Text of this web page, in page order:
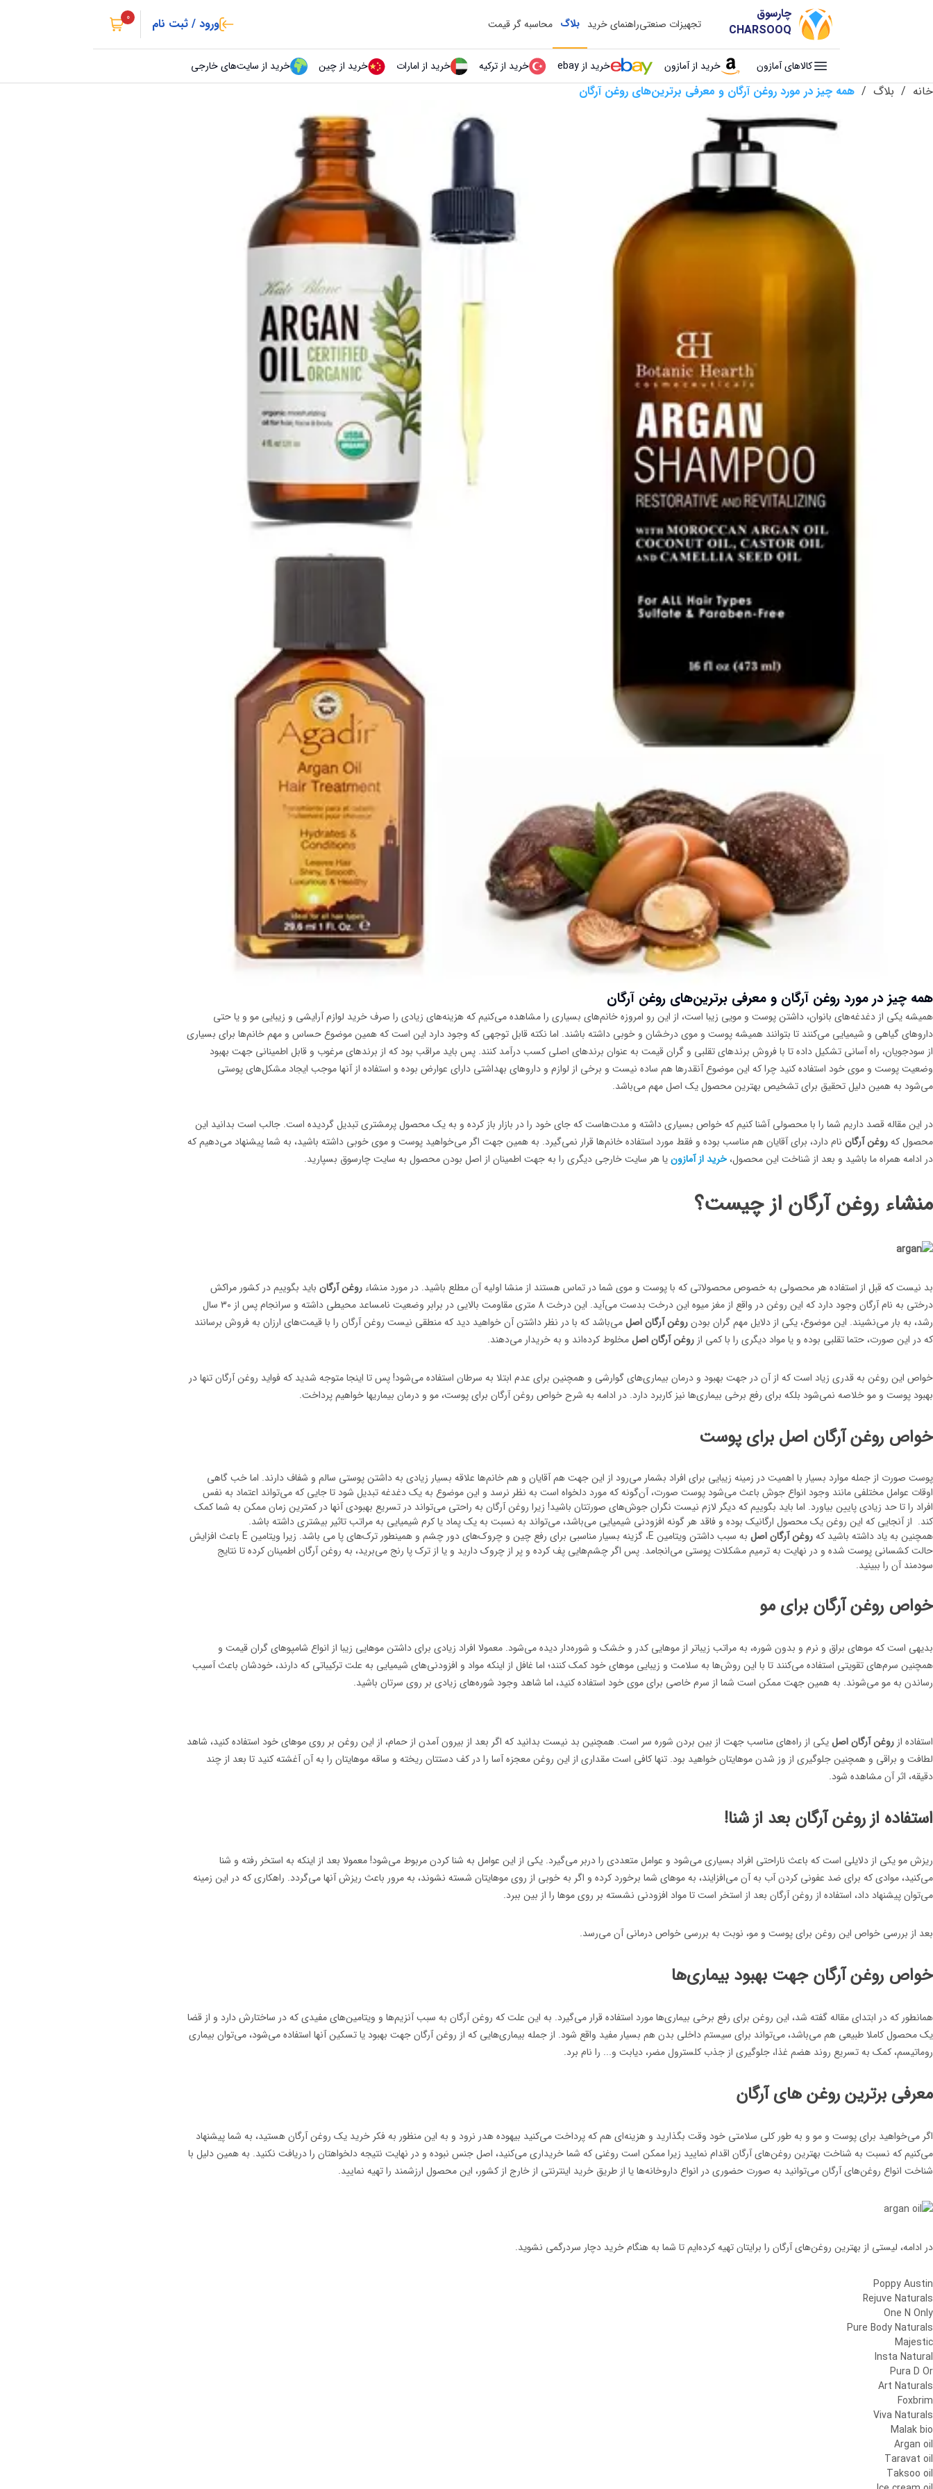
چارسوق
CHARSOOQ
تجهیزات صنعتیراهنمای خرید بلاگ محاسبه گر قیمت ورود / ثبت نام 0
کالاهای آمازون خرید از آمازون خرید از ebay خرید از ترکیه خرید از امارات خرید از چین خرید از سایت‌های خارجی
خانه / بلاگ / همه چیز در مورد روغن آرگان و معرفی برترین‌های روغن آرگان
همه چیز در مورد روغن آرگان و معرفی برترین‌های روغن آرگان
همیشه یکی از دغدغه‌های بانوان، داشتن پوست و مویی زیبا است، از این رو امروزه خانم‌های بسیاری را مشاهده می‌کنیم که هزینه‌های زیادی را صرف خرید لوازم آرایشی و زیبایی مو و یا حتی
داروهای گیاهی و شیمیایی می‌کنند تا بتوانند همیشه پوست و موی درخشان و خوبی داشته باشند. اما نکته قابل توجهی که وجود دارد این است که همین موضوع حساس و مهم خانم‌ها برای بسیاری
از سودجویان، راه آسانی تشکیل داده تا با فروش برندهای تقلبی و گران قیمت به عنوان برندهای اصلی کسب درآمد کنند. پس باید مراقب بود که از برندهای مرغوب و قابل اطمینانی جهت بهبود
وضعیت پوست و موی خود استفاده کنید چرا که این موضوع آنقدرها هم ساده نیست و برخی از لوازم و داروهای بهداشتی دارای عوارض بوده و استفاده از آنها موجب ایجاد مشکل‌های پوستی
می‌شود به همین دلیل تحقیق برای تشخیص بهترین محصول یک اصل مهم می‌باشد.
در این مقاله قصد داریم شما را با محصولی آشنا کنیم که خواص بسیاری داشته و مدت‌هاست که جای خود را در بازار باز کرده و به یک محصول پرمشتری تبدیل گردیده است. جالب است بدانید این
محصول کهروغن آرگان نام دارد، برای آقایان هم مناسب بوده و فقط مورد استفاده خانم‌ها قرار نمی‌گیرد. به همین جهت اگر می‌خواهید پوست و موی خوبی داشته باشید، به شما پیشنهاد می‌دهیم که
در ادامه همراه ما باشید و بعد از شناخت این محصول،خرید از آمازونیا هر سایت خارجی دیگری را به جهت اطمینان از اصل بودن محصول به سایت چارسوق بسپارید.
منشاء روغن آرگان از چیست؟
بد نیست که قبل از استفاده هر محصولی به خصوص محصولاتی که با پوست و موی شما در تماس هستند از منشا اولیه آن مطلع باشید. در مورد منشاء روغن آرگان باید بگوییم در کشور مراکش
درختی به نام آرگان وجود دارد که این روغن در واقع از مغز میوه این درخت بدست می‌آید. این درخت 8 متری مقاومت بالایی در برابر وضعیت نامساعد محیطی داشته و سرانجام پس از 30 سال
رشد، به بار می‌نشیند. این موضوع، یکی از دلایل مهم گران بودنروغن آرگان اصلمی‌باشد که با در نظر داشتن آن خواهید دید که منطقی نیست روغن آرگان را با قیمت‌های ارزان به فروش برسانند
که در این صورت، حتما تقلبی بوده و یا مواد دیگری را با کمی از روغن آرگان اصلمخلوط کرده‌اند و به خریدار می‌دهند.
خواص این روغن به قدری زیاد است که از آن در جهت بهبود و درمان بیماری‌های گوارشی و همچنین برای عدم ابتلا به سرطان استفاده می‌شود! پس تا اینجا متوجه شدید که فواید روغن آرگان تنها در
بهبود پوست و مو خلاصه نمی‌شود بلکه برای رفع برخی بیماری‌ها نیز کاربرد دارد. در ادامه به شرح خواص روغن آرگان برای پوست، مو و درمان بیماریها خواهیم پرداخت.
خواص روغن آرگان اصل برای پوست
پوست صورت از جمله موارد بسیار با اهمیت در زمینه زیبایی برای افراد بشمار می‌رود از این جهت هم آقایان و هم خانم‌ها علاقه بسیار زیادی به داشتن پوستی سالم و شفاف دارند. اما خب گاهی
اوقات عوامل مختلفی مانند وجود انواع جوش باعث می‌شود پوست صورت، آن‌گونه که مورد دلخواه است به نظر نرسد و این موضوع به یک دغدغه تبدیل شود تا جایی که می‌تواند اعتماد به نفس
افراد را تا حد زیادی پایین بیاورد. اما باید بگوییم که دیگر لازم نیست نگران جوش‌های صورتتان باشید! زیرا روغن آرگان به راحتی می‌تواند در تسریع بهبودی آنها در کمترین زمان ممکن به شما کمک
کند. از آنجایی که این روغن یک محصول ارگانیک بوده و فاقد هر گونه افزودنی شیمیایی می‌باشد، می‌تواند به نسبت به یک پماد یا کرم شیمیایی به مراتب تاثیر بیشتری داشته باشد.
همچنین به یاد داشته باشید کهروغن آرگان اصل
به سبب داشتن ویتامین E، گزینه بسیار مناسبی برای رفع چین و چروک‌های دور چشم و همینطور ترک‌های پا می باشد. زیرا ویتامین E باعث افزایش
حالت کشسانی پوست شده و در نهایت به ترمیم مشکلات پوستی می‌انجامد. پس اگر چشم‌هایی پف کرده و پر از چروک دارید و یا از ترک پا رنج می‌برید، به روغن آرگان اطمینان کرده تا نتایج
سودمند آن را ببینید.
خواص روغن آرگان برای مو
بدیهی است که موهای براق و نرم و بدون شوره، به مراتب زیباتر از موهایی کدر و خشک و شوره‌دار دیده می‌شود. معمولا افراد زیادی برای داشتن موهایی زیبا از انواع شامپوهای گران قیمت و
همچنین سرم‌های تقویتی استفاده می‌کنند تا با این روش‌ها به سلامت و زیبایی موهای خود کمک کنند؛ اما غافل از اینکه مواد و افزودنی‌های شیمیایی به علت ترکیباتی که دارند، خودشان باعث آسیب
رساندن به مو می‌شوند. به همین جهت ممکن است شما از سرم خاصی برای موی خود استفاده کنید، اما شاهد وجود شوره‌های زیادی بر روی سرتان باشید.
استفاده از روغن آرگان اصلیکی از راه‌های مناسب جهت از بین بردن شوره سر است. همچنین بد نیست بدانید که اگر بعد از بیرون آمدن از حمام، از این روغن بر روی موهای خود استفاده کنید، شاهد
لطافت و براقی و همچنین جلوگیری از وز شدن موهایتان خواهید بود. تنها کافی است مقداری از این روغن معجزه آسا را در کف دستتان ریخته و ساقه موهایتان را به آن آغشته کنید تا بعد از چند
دقیقه، اثر آن مشاهده شود.
استفاده از روغن آرگان بعد از شنا!
ریزش مو یکی از دلایلی است که باعث ناراحتی افراد بسیاری می‌شود و عوامل متعددی را دربر می‌گیرد. یکی از این عوامل به شنا کردن مربوط می‌شود! معمولا بعد از اینکه به استخر رفته و شنا
می‌کنید، موادی که برای ضد عفونی کردن آب به آن می‌افزایند، به موهای شما برخورد کرده و اگر به خوبی از روی موهایتان شسته نشوند، به مرور باعث ریزش آنها می‌گردد. راهکاری که در این زمینه
می‌توان پیشنهاد داد، استفاده از روغن آرگان بعد از استخر است تا مواد افزودنی نشسته بر روی موها را از بین ببرد.
بعد از بررسی خواص این روغن برای پوست و مو، نوبت به بررسی خواص درمانی آن می‌رسد.
خواص روغن آرگان جهت بهبود بیماری‌ها
همانطور که در ابتدای مقاله گفته شد، این روغن برای رفع برخی بیماری‌ها مورد استفاده قرار می‌گیرد. به این علت که روغن آرگان به سبب آنزیم‌ها و ویتامین‌های مفیدی که در ساختارش دارد و از قضا
یک محصول کاملا طبیعی هم می‌باشد، می‌تواند برای سیستم داخلی بدن هم بسیار مفید واقع شود. از جمله بیماری‌هایی که از روغن آرگان جهت بهبود یا تسکین آنها استفاده می‌شود، می‌توان بیماری
روماتیسم، کمک به تسریع روند هضم غذا، جلوگیری از جذب کلسترول مضر، دیابت و... را نام برد.
معرفی برترین روغن های آرگان
اگر می‌خواهید برای پوست و مو و به طور کلی سلامتی خود وقت بگذارید و هزینه‌ای هم که پرداخت می‌کنید بیهوده هدر نرود و به این منظور به فکر خرید یک روغن آرگان هستید، به شما پیشنهاد
می‌کنیم که نسبت به شناخت بهترین روغن‌های آرگان اقدام نمایید زیرا ممکن است روغنی که شما خریداری می‌کنید، اصل جنس نبوده و در نهایت نتیجه دلخواهتان را دریافت نکنید. به همین دلیل با
شناخت انواع روغن‌های آرگان می‌توانید به صورت حضوری در انواع داروخانه‌ها یا از طریق خرید اینترنتی از خارج از کشور، این محصول ارزشمند را تهیه نمایید.
در ادامه، لیستی از بهترین روغن‌های آرگان را برایتان تهیه کرده‌ایم تا شما به هنگام خرید دچار سردرگمی نشوید.
Poppy Austin
Rejuve Naturals
One N Only
Pure Body Naturals
Majestic
Insta Natural
Pura D Or
Art Naturals
Foxbrim
Viva Naturals
Malak bio
Argan oil
Taravat oil
Taksoo oil